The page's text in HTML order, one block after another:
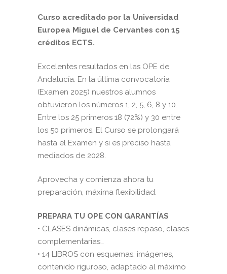
Curso acreditado por la Universidad
Europea Miguel de Cervantes con 15
créditos ECTS.
Excelentes resultados en las OPE de
Andalucía. En la última convocatoria
(Examen 2025) nuestros alumnos
obtuvieron los números 1, 2, 5, 6, 8 y 10.
Entre los 25 primeros 18 (72%) y 30 entre
los 50 primeros. El Curso se prolongará
hasta el Examen y si es preciso hasta
mediados de 2028.
Aprovecha y comienza ahora tu
preparación, máxima flexibilidad.
PREPARA TU OPE CON GARANTÍAS
• CLASES dinámicas, clases repaso, clases
complementarias…
• 14 LIBROS con esquemas, imágenes,
contenido riguroso, adaptado al máximo